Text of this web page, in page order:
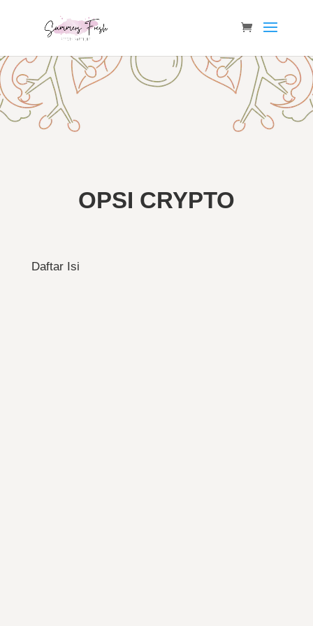
OPSI CRYPTO
Daftar Isi